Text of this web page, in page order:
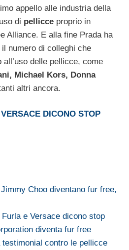
appello alle industria della
di pellicce proprio in
Alliance. E alla fine Prada ha
numero di colleghi che
delle pellicce, come
Michael Kors, Donna
altri ancora.
DICONO STOP
Choo diventano fur free,
e Versace dicono stop
diventa fur free
testimonial contro le pellicce